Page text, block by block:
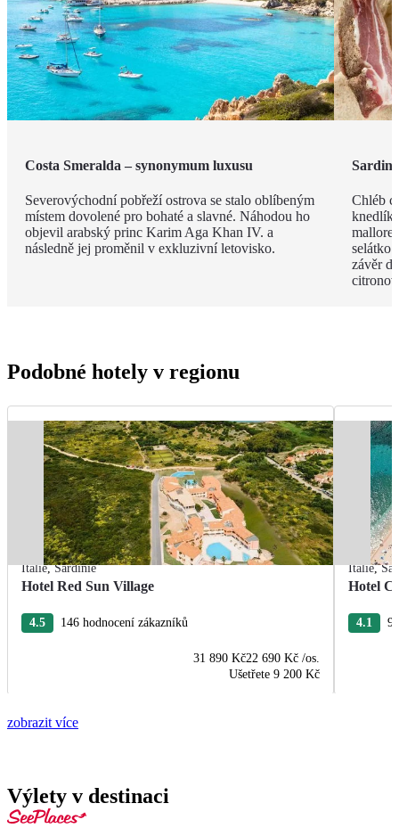
Costa Smeralda – synonymum luxusu
Severovýchodní pobřeží ostrova se stalo oblíbeným
místem dovolené pro bohaté a slavné. Náhodou ho
objevil arabský princ Karim Aga Khan IV. a
následně jej proměnil v exkluzivní letovisko.
Chléb
selátko
závěr
Podobné hotely v regionu
Itálie,Sardinie
Hotel Red Sun Village
4.5 146 hodnocení zákazníků
31 890 Kč22 690 Kč /os.
Ušetřete 9 200 Kč
Itálie,
Hotel
4.1
zobrazit více
Výlety v destinaci